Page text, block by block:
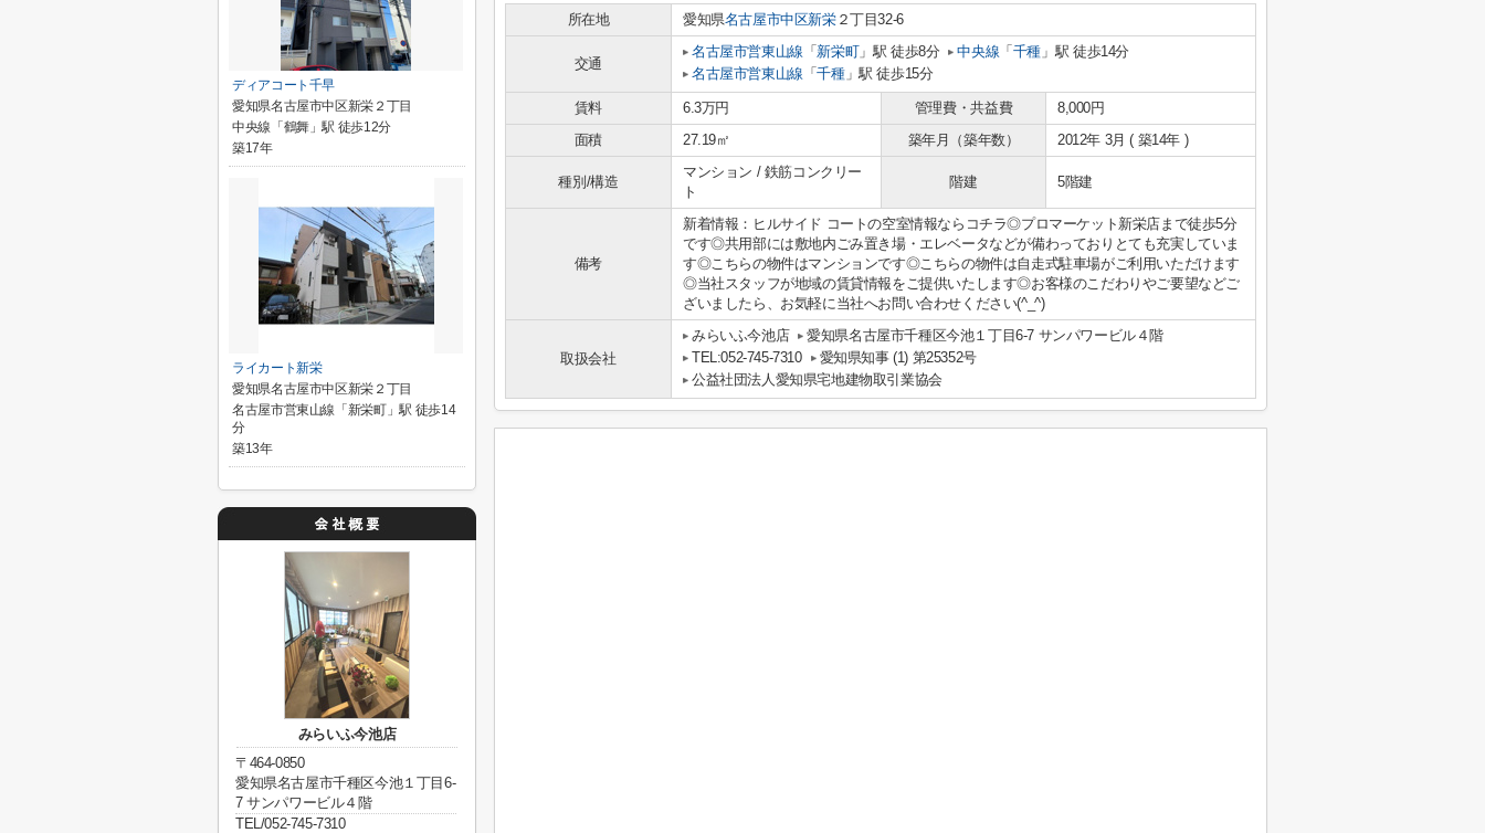
所在地 愛知県名古屋市中区新栄２丁目32-6
交通
名古屋市営東山線 「 新栄町」駅 徒歩8分 中央線 「 千種 」駅 徒歩14分
名古屋市営東山線 「千種」駅 徒歩15分
賃料 6.3万円 管理費・共益費
8,000円
面積
27.19㎡ 築年月（築年数） 2012年 3月 ( 築14年 )
種別/構造
マンション / 鉄筋コンクリー
ト
階建 5階建
備考
新着情報：ヒルサイド コートの空室情報ならコチラ◎プロマーケット新栄店まで徒歩5分
です◎共用部には敷地内ごみ置き場・エレベータなどが備わっておりとても充実していま
す◎こちらの物件はマンションです◎こちらの物件は自走式駐車場がご利用いただけます
◎当社スタッフが地域の賃貸情報をご提供いたします◎お客様のこだわりやご要望などご
ざいましたら、お気軽に当社へお問い合わせください(^_^)
取扱会社
みらいふ今池店
愛知県名古屋市千種区今池１丁目6-7 サンパワービル４階
TEL:052-745-7310
愛知県知事 (1) 第25352号
公益社団法人愛知県宅地建物取引業協会
ディアコート千早
愛知県名古屋市中区新栄２丁目
中央線「鶴舞」駅 徒歩12分
築17年
ライカート新栄
愛知県名古屋市中区新栄２丁目
名古屋市営東山線「新栄町」駅 徒歩14
分
築13年
みらいふ今池店
〒464-0850
愛知県名古屋市千種区今池１丁目6-
7 サンパワービル４階
TEL/052-745-7310